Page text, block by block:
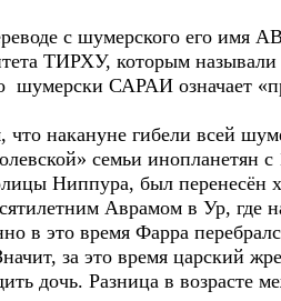
с шумерского его имя
ТИРХУ, которым
САРАИ означает
накануне гибели всей
семьи инопланетян
Ниппура, был
Аврамом в Ур, где
в это время Фарра
за это время царский
дочь. Разница в возрасте